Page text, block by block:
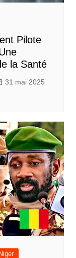
Pilote
la Santé
31 mai 2025